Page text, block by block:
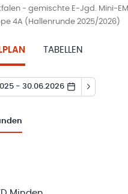
- gemischte E-Jgd. Mini-
4A (Hallenrunde 2025/2026)
TABELLEN
- 30.06.2026